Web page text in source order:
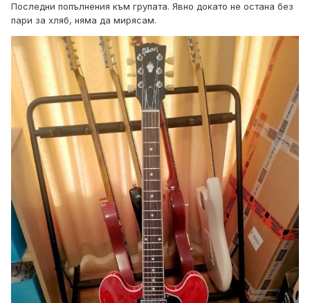
Последни попълнения към групата. Явно докато не остана без
пари за хляб, няма да мирясам.